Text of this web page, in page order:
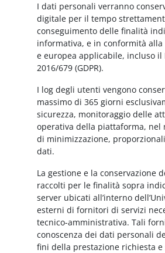
I dati personali verranno
digitale per il tempo
conseguimento delle finalità
informativa, e in conformità
e europea applicabile, incluso il
2016/679 (GDPR).
I log degli utenti vengono
massimo di 365 giorni
sicurezza, monitoraggio delle
operativa della piattaforma,
di minimizzazione,
dati.
La gestione e la conservazione
raccolti per le finalità sopra
server ubicati all’interno
esterni di fornitori di servizi
tecnico-amministrativa. Tali
conoscenza dei dati personali
fini della prestazione richiesta